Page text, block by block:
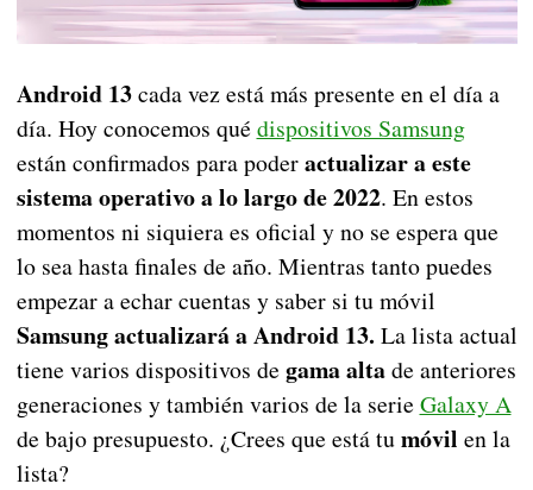
Android 13cada vez está más presente en el día a
día. Hoy conocemos qué dispositivos Samsung
están confirmados para poderactualizar a este
sistema operativo a lo largo de 2022. En estos
momentos ni siquiera es oficial y no se espera que
lo sea hasta finales de año. Mientras tanto puedes
empezar a echar cuentas y saber si tu móvil
Samsung actualizará a Android 13. La lista actual
tiene varios dispositivos de gama altade anteriores
generaciones y también varios de la serie Galaxy A
de bajo presupuesto. ¿Crees que está tumóvil en la
lista?